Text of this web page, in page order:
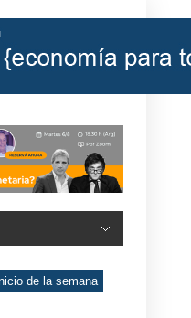
de la semana